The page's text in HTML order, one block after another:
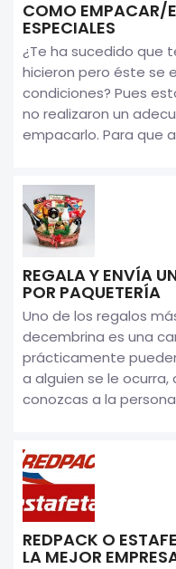
COMO EMPACAR/
ESPECIALES
¿Te ha sucedido que
hicieron pero éste se
condiciones? Pues
no realizaron un
empacarlo. Para que
REGALA Y ENVÍA
POR PAQUETERÍA
Uno de los regalos
decembrina es una
prácticamente
a alguien se le
conozcas a la persona
REDPACK O
LA MEJOR